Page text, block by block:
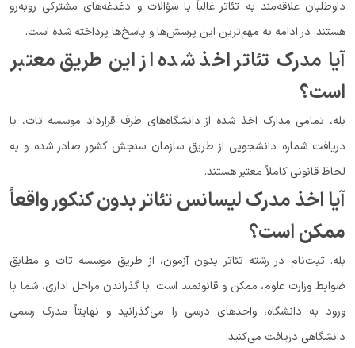
داوطلبان علاقه‌مند به تئاتر غالباً با سؤالات و دغدغه‌های مشترکی رو‌به‌رو
هستند. در ادامه به مهم‌ترین این پرسش‌ها و پاسخ‌ها پرداخته شده است.
آیا مدرک تئاتر اخذ شده از این طریق معتبر
است؟
بله، تمامی مدارک اخذ شده از دانشگاه‌های طرف قرارداد موسسه تات، با
دریافت شماره دانشجویی از طریق سازمان سنجش کشور صادر شده و به
لحاظ قانونی کاملاً معتبر هستند.
آیا اخذ مدرک لیسانس تئاتر بدون کنکور واقعاً
ممکن است؟
بله. ثبت‌نام در رشته تئاتر بدون آزمون، از طریق موسسه تات و مطابق
ضوابط وزارت علوم، ممکن و قانونمند است. با گذراندن مراحل اداری،‌ شما با
ورود به دانشگاه، واحدهای درسی را می‌گذرانید و نهایتاً مدرک رسمی
دانشگاهی دریافت می‌کنید.